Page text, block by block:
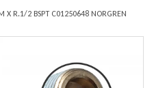
X R.1/2 BSPT C01250648 NORGREN